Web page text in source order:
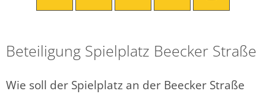
Beteiligung Spielplatz Beecker Straße
Wie soll der Spielplatz an der Beecker Straße